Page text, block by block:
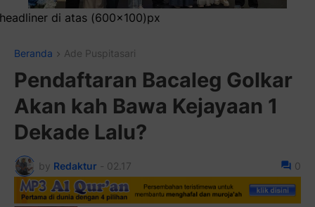
Beranda Ade Puspitasari
Pendaftaran Bacaleg Golkar
Akan kah Bawa Kejayaan 1
Dekade Lalu?
by Redaktur - 02.17 0